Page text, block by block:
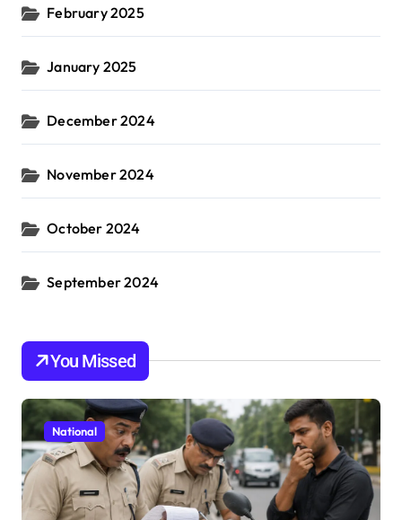
February 2025
January 2025
December 2024
November 2024
October 2024
September 2024
You Missed
National